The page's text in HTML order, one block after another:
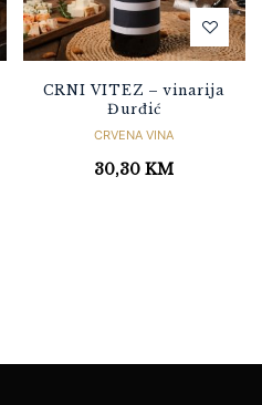
CRNI VITEZ – vinarija
Đurđić
CRVENA VINA
30,30KM